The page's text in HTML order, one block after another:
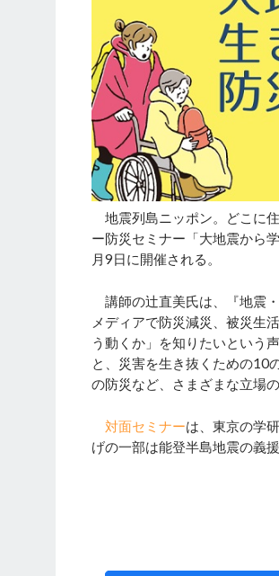
地震列島ニッポン。どこに
ー防災セミナー「大地震から
月9日に開催される。
講師の辻直美氏は、『地震
メディアで防災減災、被災生
う動くか」を知りたいという
と、災害を生き抜くための10
の防災など、さまざまな立場
対面セミナーは、東京の学
げの一部は能登半島地震の義